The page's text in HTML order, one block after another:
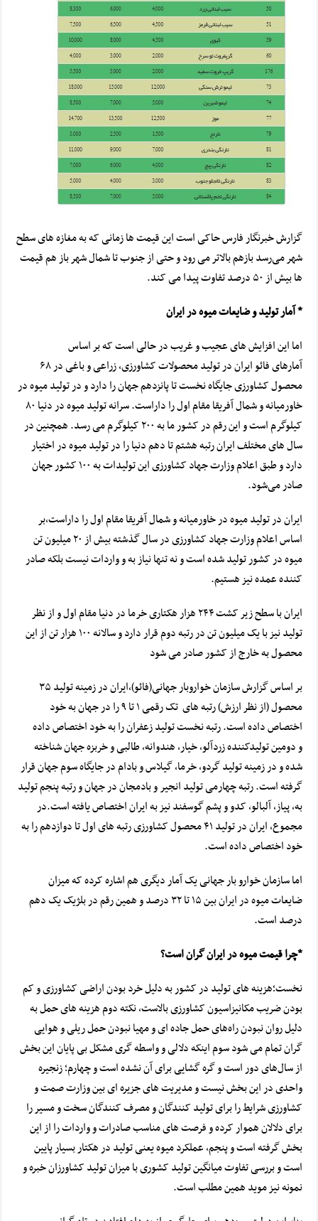
گزارش خبرنگار فارس حاکی است این قیمت ها زمانی که به مغازه های سطح
شهر می‌رسد بازهم بالاتر می رود و حتی از جنوب تا شمال شهر باز هم قیمت
ها بیش از ۵۰ درصد تفاوت پیدا می کند.
* آمار تولید و ضایعات میوه در ایران
اما این افزایش های عجیب و غریب در حالی است که بر اساس
آمارهایفائو
ایران در تولید محصولات کشاورزی، زراعی و باغی در ۶۸
محصول کشاورزی جایگاه نخست تا پانزدهم جهان را دارد و در تولید میوه در
خاورمیانه و شمال آفریقا مقام اول را داراست. سرانه تولید میوه در دنیا ۸۰
کیلوگرم است و این رقم در کشور ما به ۲۰۰ کیلوگرم می رسد. همچنین در
سال های مختلف ایران رتبه هشتم تا دهم دنیا را در تولید میوه در اختیار
دارد و طبق اعلام وزارت جهاد کشاورزی این تولیدات به ۱۰۰ کشور جهان
صادر می‌شود.
ایران در تولید میوه در خاورمیانه و شمال آفریقا مقام اول را داراست،‌بر
اساس اعلاموزارت جهاد کشاورزی
در سال گذشته بیش از ۲۰ میلیون تن
میوه در کشور تولید شده است و نه تنها نیاز به و واردات نیست بلکه صادر
کننده عمده نیز هستیم.
ایران با سطح زیر کشت ۲۴۴ هزار هکتاری خرما در دنیا مقام اول و از نظر
تولید نیز با یک میلیون تن در رتبه دوم قرار دارد و سالانه ۱۰۰ هزار تن از این
محصول به خارج از کشور صادر می شود
بر اساس گزارش سازمان خواروبار جهانی(فائو
)،‌ایران در زمینه تولید ۳۵
محصول (از نظر ارزش) رتبه های تک رقمی ۱ تا ۹ را در جهان به خود
اختصاص داده است. رتبه نخست تولید زعفران را به خود اختصاص داده
و دومین تولیدکننده زردآلو، خیار، هندوانه، طالبی وخربزهجهان شناخته
شده و در زمینه تولید گردو، خرما، گیلاس و بادام در جایگاه سوم جهان قرار
گرفته است. رتبه چهارمی تولیدانجیرو بادمجان در جهان و رتبه پنجم تولید
به، پیاز، آلبالو، کدو و پشم گوسفند نیز به ایران اختصاص یافته است.در
مجموع، ایران در تولید ۴۱ محصول کشاورزی رتبه های اول تا دوازدهم را به
خود اختصاص داده است.
اما سازمانخواروبار جهانی یک آمار دیگری هم اشاره کرده که میزان
ضایعات میوه در ایران بین ۱۵ تا ۳۲ درصد و همین رقم در بلژیک یک دهم
درصد است.
*چرا قیمت میوه در ایران گران است؟
نخست؛‌هزینه های تولید در کشور به دلیل خرد بودن اراضی کشاورزی و کم
بودن ضریب مکانیزاسیون کشاورزی بالاست، نکته دوم هزینه های حمل به
دلیل روان نبودن راه‌های حمل جاده ای و مهیا نبودن حمل ریلی و هوایی
گران تمام می شود سوم اینکه دلالی و واسطه گری مشکل بی پایان این بخش
از سال‌های دور است و گره گشایی برای آن نشده است و چهارم؛ زنجیره
واحدی در این بخش نیست و مدیریت های جزیره ای بین وزارتصمتو
کشاورزی شرایط را برای تولید کنندگان و مصرف کنندگان سخت و مسیر را
برای دلالان هموار کرده و فرصت های مناسب صادرات و واردات را از این
بخش گرفته است و پنجم، عملکرد میوه یعنی تولید در هکتار بسیار پایین
است و بررسی تفاوت میانگین تولید کشوری با میزان تولید کشاورزان خبره و
نمونه نیز موید همین مطلب است.